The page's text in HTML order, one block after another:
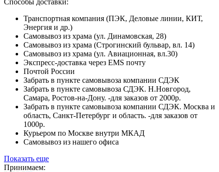
Транспортная компания (ПЭК, Деловые линии, КИТ,
Энергия и др.)
Самовывоз из храма (ул. Динамовская, 28)
Самовывоз из храма (Строгинский бульвар, вл. 14)
Самовывоз из храма (ул. Авиационная, вл.30)
Экспресс-доставка через EMS почту
Почтой России
Забрать в пункте самовывоза компании СДЭК
Забрать в пункте самовывоза СДЭК. Н.Новгород,
Самара, Ростов-на-Дону. -для заказов от 2000р.
Забрать в пункте самовывоза компании СДЭК. Москва и
область, Санкт-Петербург и область. -для заказов от
1000р.
Курьером по Москве внутри МКАД
Самовывоз из нашего офиса
Показать еще
Принимаем: